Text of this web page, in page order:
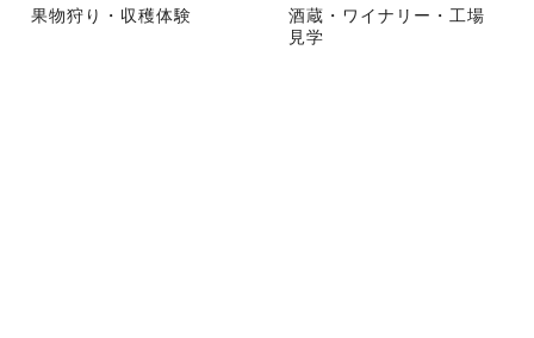
果物狩り・収穫体験
酒蔵・ワイナリー・工場
見学